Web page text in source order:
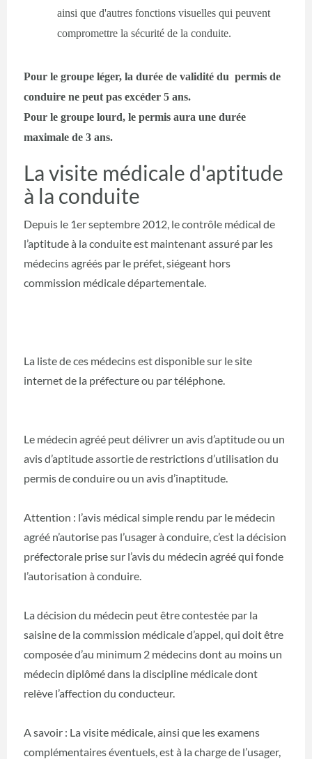
ainsi que d'autres fonctions visuelles qui peuvent
compromettre la sécurité de la conduite.
Pour le groupe léger, la durée de validité du permis de
conduire ne peut pas excéder 5 ans.
Pour le groupe lourd, le permis aura une durée
maximale de 3 ans.
La visite médicale d'aptitude
à la conduite
Depuis le 1er septembre 2012, le contrôle médical de
l’aptitude à la conduite est maintenant assuré par les
médecins agréés par le préfet, siégeant hors
commission médicale départementale.
La liste de ces médecins est disponible sur le site
internet de la préfecture ou par téléphone.
Le médecin agréé peut délivrer un avis d’aptitude ou un
avis d’aptitude assortie de restrictions d’utilisation du
permis de conduire ou un avis d’inaptitude.
Attention : l’avis médical simple rendu par le médecin
agréé n’autorise pas l’usager à conduire, c’est la décision
préfectorale prise sur l’avis du médecin agréé qui fonde
l’autorisation à conduire.
La décision du médecin peut être contestée par la
saisine de la commission médicale d’appel, qui doit être
composée d’au minimum 2 médecins dont au moins un
médecin diplômé dans la discipline médicale dont
relève l’affection du conducteur.
A savoir : La visite médicale, ainsi que les examens
complémentaires éventuels, est à la charge de l’usager,